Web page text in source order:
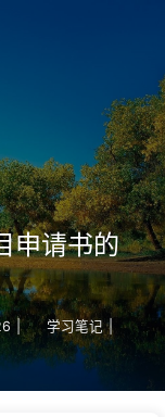
申请书的
| 学习笔记 |